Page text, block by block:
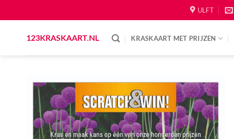
to
ULFT
123KRASKAART.NL KRASKAART MET PRIJZEN